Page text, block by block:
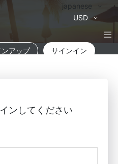
言
japanese
USD
アップ サインイン
ンしてください